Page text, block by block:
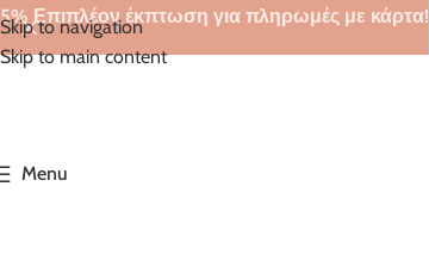
Skip to navigation
Skip to main content
Menu
5% Επιπλέον έκπτωση για πληρωμές με κάρτα!